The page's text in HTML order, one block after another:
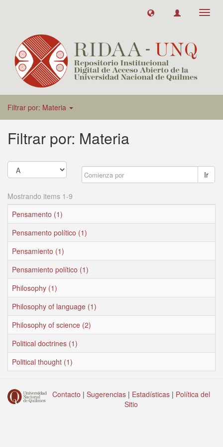
Filtrar por: Materia
Filtrar por: Materia
Ir
Mostrando items 1-9
Pensamento (1)
Pensamento político (1)
Pensamiento (1)
Pensamiento político (1)
Philosophy (1)
Philosophy of language (1)
Philosophy of science (2)
Political doctrines (1)
Political thought (1)
Contacto | Sugerencias | Estadísticas | Política del
Sitio